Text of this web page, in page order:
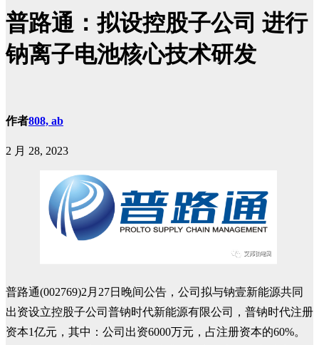
普路通：拟设控股子公司 进行
钠离子电池核心技术研发
作者808, ab
2 月 28, 2023
普路通(002769)2月27日晚间公告，公司拟与钠壹新能源共同
出资设立控股子公司普钠时代新能源有限公司，普钠时代注册
资本1亿元，其中：公司出资6000万元，占注册资本的60%。